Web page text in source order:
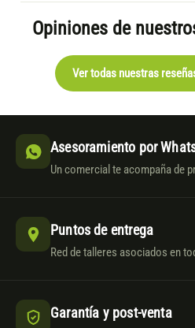
Opiniones de
Ver todas nuestras
Asesoramiento por
Un comercial te acompaña de
Puntos de entrega
Red de talleres asociados en
Garantía y post-venta